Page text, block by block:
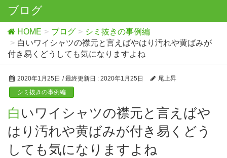
ブログ
HOME ブログ
シミ抜きの事例編
白いワイシャツの襟元と言えばやはり汚れや黄ばみが
付き易くどうしても気になりますよね
2020年1月25日 / 最終更新日 : 2020年1月25日
尾上昇
シミ抜きの事例編
白いワイシャツの襟元と言えばや
はり汚れや黄ばみが付き易くどう
しても気になりますよね